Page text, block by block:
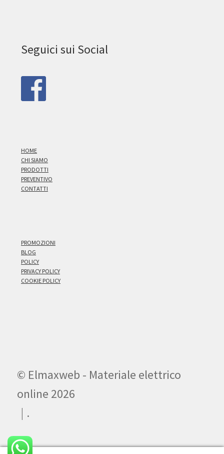
Seguici sui Social
HOME
CHI SIAMO
PRODOTTI
PREVENTIVO
CONTATTI
PROMOZIONI
BLOG
POLICY
PRIVACY POLICY
COOKIE POLICY
© Elmaxweb - Materiale elettrico
online 2026
.